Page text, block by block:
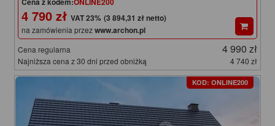
4 790 zł (3 894,31 zł netto)
na zamówienia przezwww.archon.pl
Cena regularna 4 990 zł
Najniższa cena z 30 dni przed obniżką 4 740 zł
KOD: ONLINE200